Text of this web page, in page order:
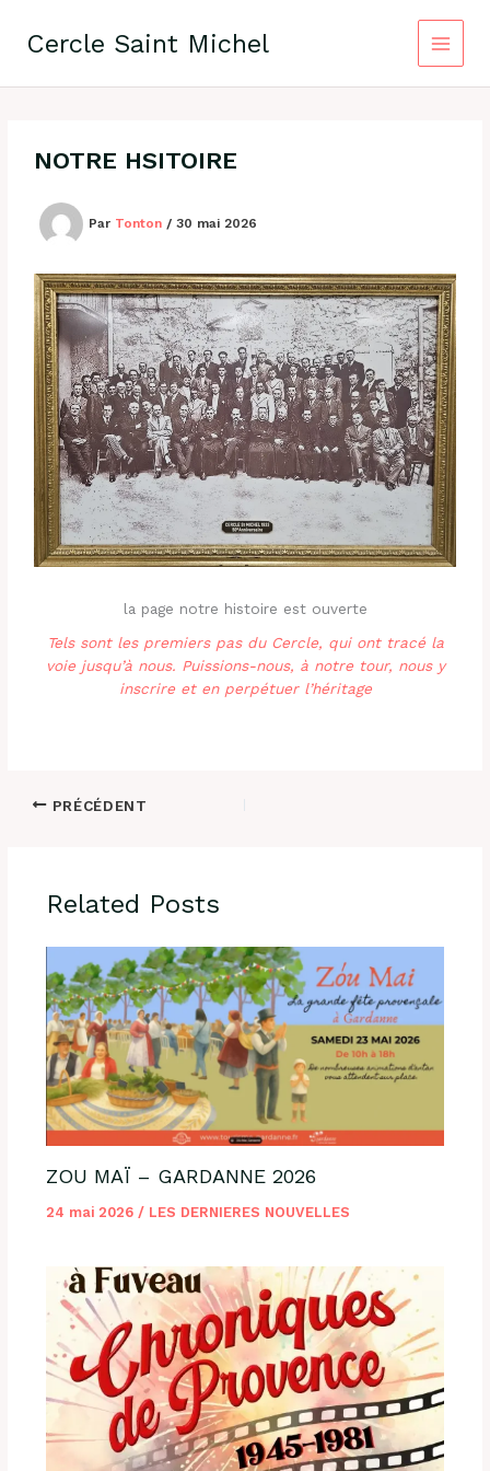
contenuCercle Saint Michel
NOTRE HSITOIRE
Par Tonton /30 mai 2026
la page notre histoire est ouverte
Tels sont les premiers pas du Cercle, qui ont tracé la
voie jusqu’à nous. Puissions-nous, à notre tour, nous y
inscrire et en perpétuer l’héritage
PRÉCÉDENT
Related Posts
ZOU MAÏ – GARDANNE 2026
24 mai 2026 / LES DERNIERES NOUVELLES